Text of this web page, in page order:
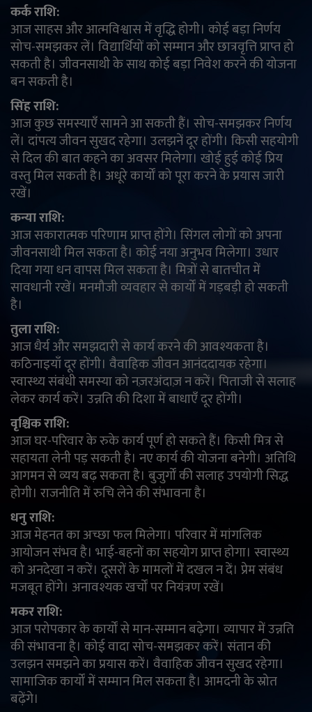
कर्क राशि:
आज साहस और आत्मविश्वास में वृद्धि होगी। कोई बड़ा निर्णय
सोच-समझकर लें। विद्यार्थियों को सम्मान और छात्रवृत्ति प्राप्त हो
सकती है। जीवनसाथी के साथ कोई बड़ा निवेश करने की योजना
बन सकती है।
सिंह राशि:
आज कुछ समस्याएँ सामने आ सकती हैं। सोच-समझकर निर्णय
लें। दांपत्य जीवन सुखद रहेगा। उलझनें दूर होंगी। किसी सहयोगी
से दिल की बात कहने का अवसर मिलेगा। खोई हुई कोई प्रिय
वस्तु मिल सकती है। अधूरे कार्यों को पूरा करने के प्रयास जारी
रखें।
कन्या राशि:
आज सकारात्मक परिणाम प्राप्त होंगे। सिंगल लोगों को अपना
जीवनसाथी मिल सकता है। कोई नया अनुभव मिलेगा। उधार
दिया गया धन वापस मिल सकता है। मित्रों से बातचीत में
सावधानी रखें। मनमौजी व्यवहार से कार्यों में गड़बड़ी हो सकती
है।
तुला राशि:
आज धैर्य और समझदारी से कार्य करने की आवश्यकता है।
कठिनाइयाँ दूर होंगी। वैवाहिक जीवन आनंददायक रहेगा।
स्वास्थ्य संबंधी समस्या को नज़रअंदाज़ न करें। पिताजी से सलाह
लेकर कार्य करें। उन्नति की दिशा में बाधाएँ दूर होंगी।
वृश्चिक राशि:
आज घर-परिवार के रुके कार्य पूर्ण हो सकते हैं। किसी मित्र से
सहायता लेनी पड़ सकती है। नए कार्य की योजना बनेगी। अतिथि
आगमन से व्यय बढ़ सकता है। बुजुर्गों की सलाह उपयोगी सिद्ध
होगी। राजनीति में रुचि लेने की संभावना है।
धनु राशि:
आज मेहनत का अच्छा फल मिलेगा। परिवार में मांगलिक
आयोजन संभव है। भाई-बहनों का सहयोग प्राप्त होगा। स्वास्थ्य
को अनदेखा न करें। दूसरों के मामलों में दखल न दें। प्रेम संबंध
मजबूत होंगे। अनावश्यक खर्चों पर नियंत्रण रखें।
मकर राशि:
आज परोपकार के कार्यों से मान-सम्मान बढ़ेगा। व्यापार में उन्नति
की संभावना है। कोई वादा सोच-समझकर करें। संतान की
उलझन समझने का प्रयास करें। वैवाहिक जीवन सुखद रहेगा।
सामाजिक कार्यों में सम्मान मिल सकता है। आमदनी के स्रोत
बढ़ेंगे।